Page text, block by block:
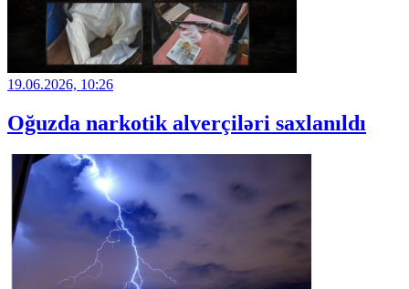
19.06.2026, 10:26
Oğuzda narkotik alverçiləri saxlanıldı